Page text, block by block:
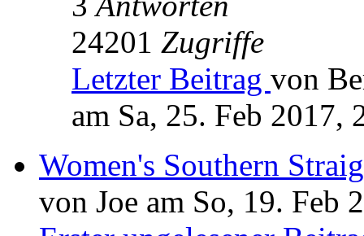
24201 Zugriffe
Letzter Beitrag von
am Sa, 25. Feb 2017,
Women's Southern
von Joe am So, 19. Feb